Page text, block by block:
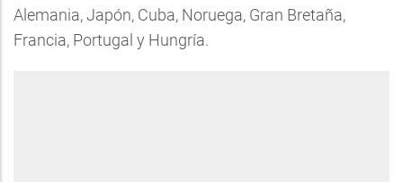
Alemania, Japón, Cuba, Noruega, Gran Bretaña,
Francia, Portugal y Hungría.